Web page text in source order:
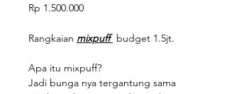
Rp 1.500.000Price
Rangkaian mixpuff budget 1.5jt.
Apa itu mixpuff?
Jadi bunga nya tergantung sama